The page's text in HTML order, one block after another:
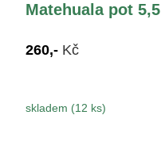
Matehuala pot
260,- Kč
skladem (12 ks)